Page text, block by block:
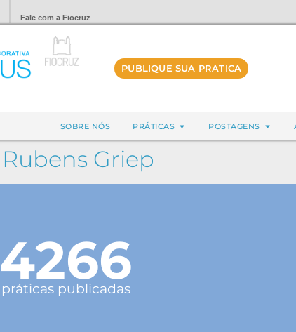
Fale com a Fiocruz
PUBLIQUE SUA PRATICA
SOBRE NÓS PRÁTICAS POSTAGENS
Rubens Griep
4266
práticas publicadas